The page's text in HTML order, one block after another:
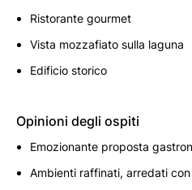
Ristorante gourmet
Vista mozzafiato sulla laguna
Edificio storico
Opinioni degli ospiti
Emozionante proposta
Ambienti raffinati, arredati